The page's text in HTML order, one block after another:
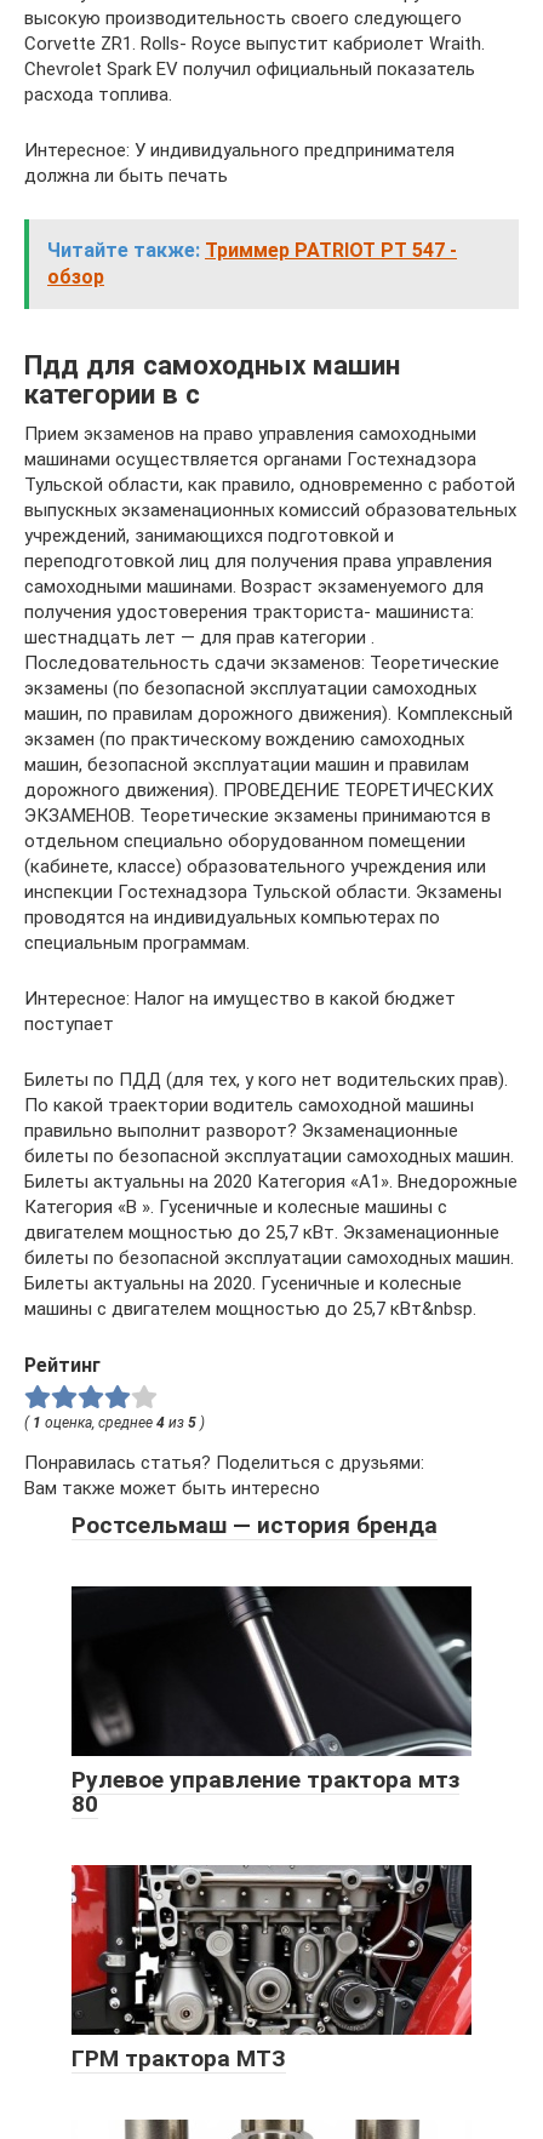
высокую производительность своего следующего
Corvette ZR1. Rolls- Royce выпустит кабриолет Wraith.
Chevrolet Spark EV получил официальный показатель
расхода топлива.
Интересное: У индивидуального предпринимателя
должна ли быть печать
Читайте также: Триммер PATRIOT PT 547 -
обзор
Пдд для самоходных машин
категории в с
Прием экзаменов на право управления самоходными
машинами осуществляется органами Гостехнадзора
Тульской области, как правило, одновременно с работой
выпускных экзаменационных комиссий образовательных
учреждений, занимающихся подготовкой и
переподготовкой лиц для получения права управления
самоходными машинами. Возраст экзаменуемого для
получения удостоверения тракториста- машиниста:
шестнадцать лет — для прав категории .
Последовательность сдачи экзаменов: Теоретические
экзамены (по безопасной эксплуатации самоходных
машин, по правилам дорожного движения). Комплексный
экзамен (по практическому вождению самоходных
машин, безопасной эксплуатации машин и правилам
дорожного движения). ПРОВЕДЕНИЕ ТЕОРЕТИЧЕСКИХ
ЭКЗАМЕНОВ. Теоретические экзамены принимаются в
отдельном специально оборудованном помещении
(кабинете, классе) образовательного учреждения или
инспекции Гостехнадзора Тульской области. Экзамены
проводятся на индивидуальных компьютерах по
специальным программам.
Интересное: Налог на имущество в какой бюджет
поступает
Билеты по ПДД (для тех, у кого нет водительских прав).
По какой траектории водитель самоходной машины
правильно выполнит разворот? Экзаменационные
билеты по безопасной эксплуатации самоходных машин.
Билеты актуальны на 2020 Категория «A1». Внедорожные
Категория «B ». Гусеничные и колесные машины с
двигателем мощностью до 25,7 кВт. Экзаменационные
билеты по безопасной эксплуатации самоходных машин.
Билеты актуальны на 2020. Гусеничные и колесные
машины с двигателем мощностью до 25,7 кВт&nbsp.
Рейтинг
( 1 оценка, среднее 4 из 5 )
Понравилась статья? Поделиться с друзьями:
Вам также может быть интересно
Ростсельмаш — история бренда
Рулевое управление трактора мтз
80
ГРМ трактора МТЗ